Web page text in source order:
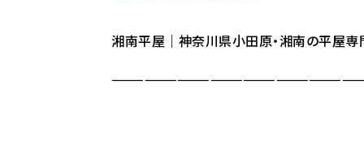
湘南平屋｜神奈川県小田原・湘南の平屋専